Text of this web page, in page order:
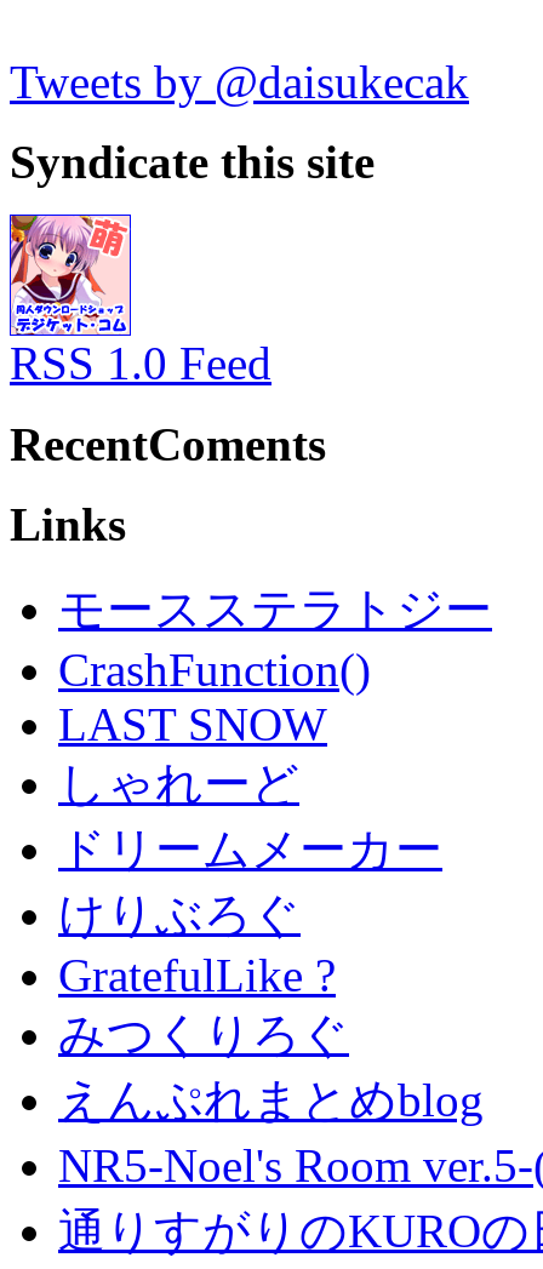
Tweets by @daisukecak
Syndicate this site
RSS 1.0 Feed
RecentComents
Links
モースステラトジー
CrashFunction()
LAST SNOW
しゃれーど
ドリームメーカー
けりぶろぐ
GratefulLike ?
みつくりろぐ
えんぷれまとめblog
NR5-Noel's Room
通りすがりのKURO